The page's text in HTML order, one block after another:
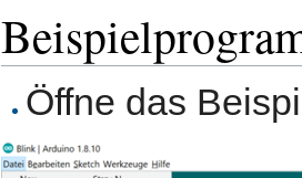
Öffne das